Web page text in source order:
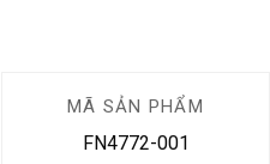
MÃ SẢN PHẨM
FN4772-001